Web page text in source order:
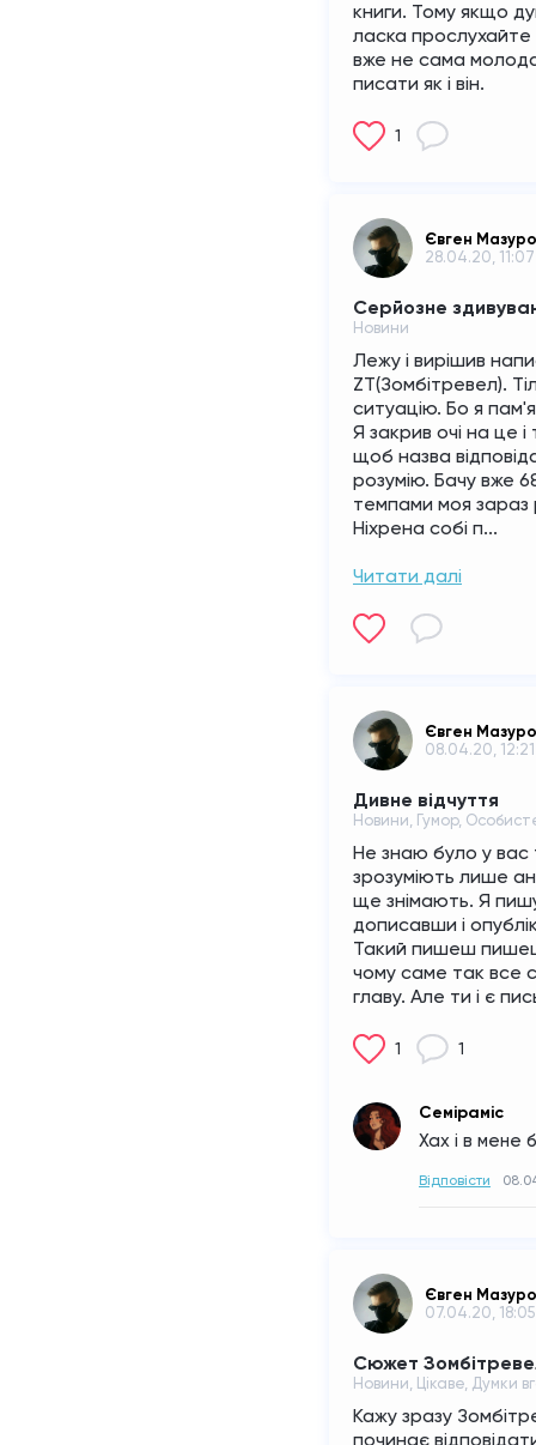
книги. Тому якщо
ласка
вже не сама
писати як і він.
1
Євген
28.04.20, 11:07
Серйозне
Новини
Лежу і вирішив
ZT(Зомбітревел).
ситуацію. Бо я
Я закрив очі на це і
щоб назва
розумію. Бачу вже
темпами моя
Ніхрена собі п...
Читати далі
Євген
08.04.20, 12:21
Дивне відчуття
Новини, Гумор,
Не знаю було у вас
зрозуміють лише
ще знімають. Я
дописавши і
Такий пишеш
чому саме так все
главу. Але ти і є
1 1
Семіраміс
Хах і в мене
Відповісти
Євген
07.04.20, 18:05
Сюжет
Новини, Цікаве, Думки
Кажу зразу
починає